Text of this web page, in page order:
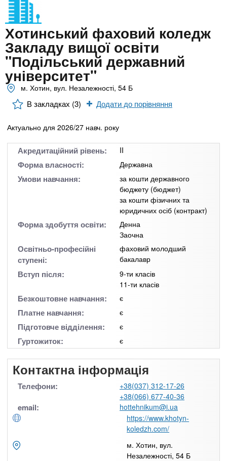
n
t
s
.
i
n
и
х
з
а
к
л
а
в
Онлайн курси
За кордоном
Хотинський фаховий коледж
Закладу вищої освіти
"Подільський державний
університет"
м. Хотин, вул. Незалежності, 54 Б
В закладках (3) Додати до порівняння
Актуально для 2026/27 навч. року
Акредитаційний рівень: II
Форма власності: Державна
Умови навчання:
за кошти державного
бюджету (бюджет)
за кошти фізичних та
юридичних осіб (контракт)
Форма здобуття освіти:
Денна
Заочна
Освітньо-професійні
ступені:
фаховий молодший
бакалавр
Вступ після:
9-ти класів
11-ти класів
Безкоштовне навчання: є
Платне навчання: є
Підготовче відділення: є
Гуртожиток: є
Контактна інформація
Телефони:
+38(037) 312-17-26
+38(066) 677-40-36
email:
hottehnikum@i.ua
https://www.khotyn-
koledzh.com/
м. Хотин, вул.
Незалежності, 54 Б